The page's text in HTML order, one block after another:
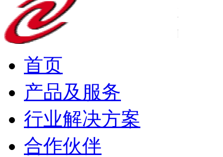
首页
产品及服务
行业解决方案
合作伙伴